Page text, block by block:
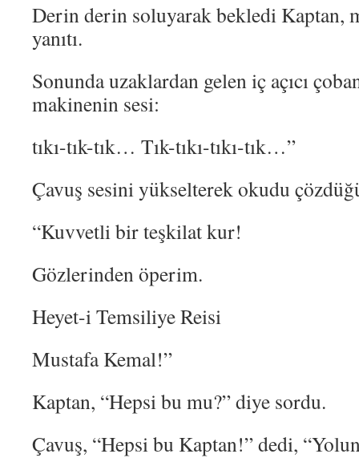
Derin derin soluyarak bekledi Kaptan,
yanıtı.
Sonunda uzaklardan gelen iç açıcı
makinenin sesi:
tıkı-tık-tık… Tık-tıkı-tıkı-tık…”
Çavuş sesini yükselterek okudu
“Kuvvetli bir teşkilat kur!
Gözlerinden öperim.
Heyet-i Temsiliye Reisi
Mustafa Kemal!”
Kaptan, “Hepsi bu mu?” diye sordu.
Çavuş, “Hepsi bu Kaptan!” dedi,